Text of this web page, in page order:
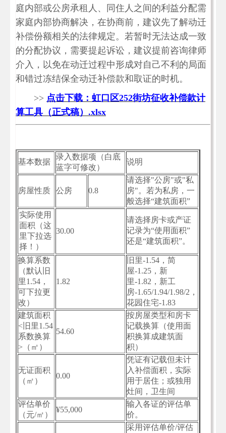
庭内部或公房承租人、同住人之间的利益分配需
家庭内部协商解决，在协商前，建议先了解动迁
补偿份额相关的法律规定。若暂时无法达成一致
的分配协议，需要提起诉讼，建议提前咨询律师
介入，以免在动迁过程中形成对自己不利的局面
和错过冻结保全动迁补偿款和取证的时机。
>> 点击下载：虹口区252街坊征收补偿款计
算工具（正式稿）.xlsx
基本数据
录入数据项（白底
蓝字可修改）
说明
房屋性质 公房 0.8
请选择"公房"或"私
房"。若为私房，一
般选择“建筑面积”
实际使用
面积（这
里下拉选
择！）
30.00
请选择房卡或产证
记录为“使用面积”
还是“建筑面积”。
换算系数
（默认旧
里1.54，
可下拉更
改）
1.82
旧里-1.54，简
屋-1.25，新
里-1.82，新工
房-1.65/1.94/1.98/2，
花园住宅-1.83
建筑面积
<旧里1.54
系数换算
>（㎡）
54.60
按房屋类型和房卡
记载换算（使用面
积换算成建筑面
积）
无证面积
（㎡）
0.00
凭证有记载但未计
入补偿面积，实际
用于居住；或独用
灶间，卫生间
评估单价
（元/㎡）
¥55,000
输入各证的评估单
价。
采用评估单价/评估